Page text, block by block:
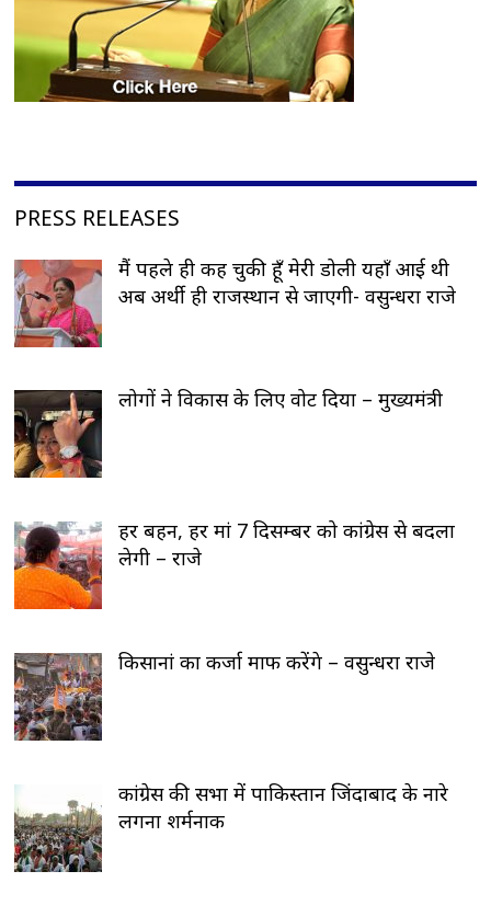
PRESS RELEASES
मैं पहले ही कह चुकी हूँ मेरी डोली यहाँ आई थी
अब अर्थी ही राजस्थान से जाएगी- वसुन्धरा राजे
लोगों ने विकास के लिए वोट दिया – मुख्यमंत्री
हर बहन, हर मां 7 दिसम्बर को कांग्रेस से बदला
लेगी – राजे
किसानां का कर्जा माफ करेंगे – वसुन्धरा राजे
कांग्रेस की सभा में पाकिस्तान जिंदाबाद के नारे
लगना शर्मनाक